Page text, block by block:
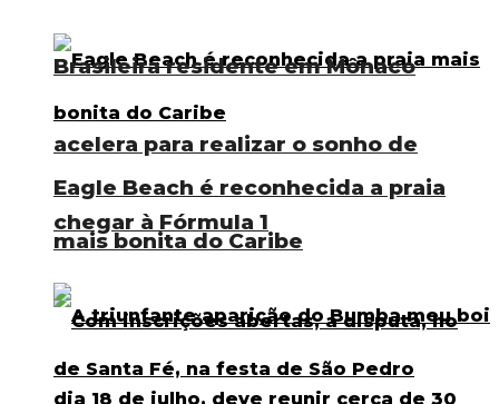
Eagle Beach é reconhecida a praia
mais bonita do Caribe
Brasileira residente em Mônaco
acelera para realizar o sonho de
chegar à Fórmula 1